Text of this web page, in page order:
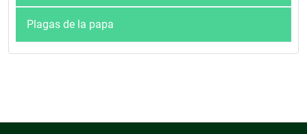
Plagas de la papa